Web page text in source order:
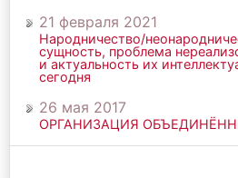
21 февраля 2021
Народничество/
сущность, проблема
и актуальность их
сегодня
26 мая 2017
ОРГАНИЗАЦИЯ